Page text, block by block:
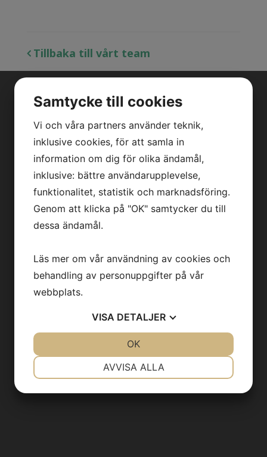
Tillbaka till vårt team
OM OSS
Vår forskning
Vi forskar här
Läs om oss i media
Press
KONTAKT
info@backhedlab.se
Samtycke till cookies
Vi och våra partners använder teknik,
inklusive cookies, för att samla in
information om dig för olika ändamål,
inklusive: bättre användarupplevelse,
funktionalitet, statistik och marknadsföring.
Genom att klicka på "OK" samtycker du till
dessa ändamål.
Läs mer om vår användning av cookies och
behandling av personuppgifter på vår
webbplats.
VISA DETALJER
AVVISA ALLA
OK